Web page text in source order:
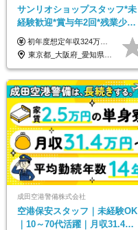
サンリオショップスタッフ*未
経験歓迎*賞与年2回*残業少な
め*産育休取得実績豊富*可愛
い制服*社割有
初年度想定年収324万円～690万円！ ◆全国一律 月給230,000円～＋賞与＋通勤手当＋役職手当＋時間外手当 《手当充実！》 ＊昇給/年1回 ＊賞与/年2回（7月/12月） ＊通勤手当：交通費支給（規定あり） ＊時間外手当 ＊販売職手当 ＊役職手当 《キャリアパス》 ▼店長（32歳）／年収400万円 ▼トレーナー（37歳）／年収500万円 ▼SV（40歳）／年収570万円 ※SVとして活躍された場合、574万円以上に昇給も目指せます。 日頃のお店での頑張りをしっかり評価する体制を整えており、 ご自身の努力次第で昇給する制度を用意しています！ 《ゆくゆくは・・・》 ■店舗スタッフをとりまとめ、お店づくりを主体で行う店長へ ■複数店舗を統括するトレーナーへとキャリアアップ ■様々な規模の店舗を経験しSVとして活躍した後は、本社の教育担当や店舗支援を担う本部スタッフとして活躍いただけます。 ※経験・能力を考慮の上、当社規定により優遇いたします。 ※入社日から6カ月間の試用期間あり。その間の待遇に差異はありません。
東京都_大阪府_愛知県_北海道_栃木県_静岡県_兵庫県_京都府_福岡県
成田空港警備株式会社
空港保安スタッフ｜未経験OK
｜10～70代活躍｜月収31.4万